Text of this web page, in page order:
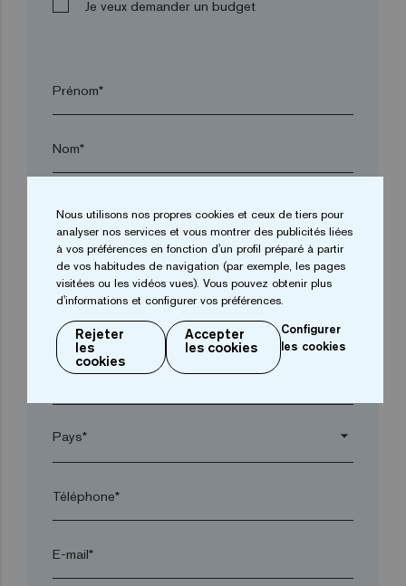
Je veux demander un budget
Prénom*
Nom*
Entreprise*
arrow_drop_down
Ville*
Code postal*
arrow_drop_down
Téléphone*
E-mail*
Nous utilisons nos propres cookies et ceux de tiers pour
analyser nos services et vous montrer des publicités liées
à vos préférences en fonction d'un profil préparé à partir
de vos habitudes de navigation (par exemple, les pages
visitées ou les vidéos vues). Vous pouvez obtenir plus
d'informations et configurer vos préférences.
Rejeter
les
cookies
Accepter
les cookies
Configurer
les cookies